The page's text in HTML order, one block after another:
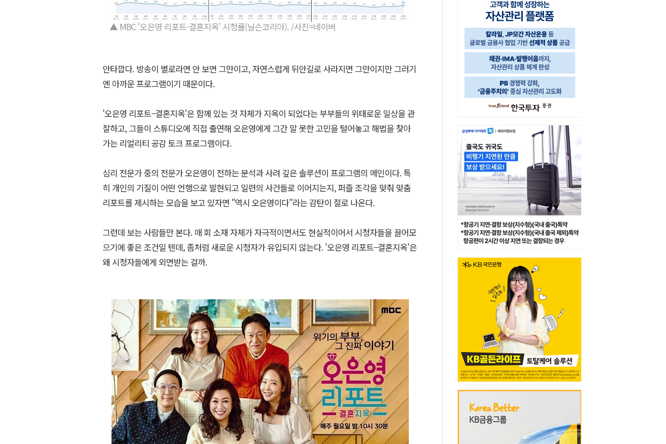
▲ MBC '오은영 리포트-결혼지옥' 시청률(닐슨코리아). /사진=네이버
안타깝다. 방송이 별로라면 안 보면 그만이고, 자연스럽게 뒤안길로 사라지면 그만이지만 그러기
엔 아까운 프로그램이기 때문이다.
'오은영 리포트–결혼지옥'은 함께 있는 것 자체가 지옥이 되었다는 부부들의 위태로운 일상을 관
찰하고, 그들이 스튜디오에 직접 출연해 오은영에게 그간 말 못한 고민을 털어놓고 해법을 찾아
가는 리얼리티 공감 토크 프로그램이다.
심리 전문가 중의 전문가 오은영이 전하는 분석과 사려 깊은 솔루션이 프로그램의 메인이다. 특
히 개인의 기질이 어떤 언행으로 발현되고 일련의 사건들로 이어지는지, 퍼즐 조각을 맞춰 맞춤
리포트를 제시하는 모습을 보고 있자면 "역시 오은영이다"라는 감탄이 절로 나온다.
그런데 보는 사람들만 본다. 매 회 소재 자체가 자극적이면서도 현실적이어서 시청자들을 끌어모
으기에 좋은 조건일 텐데, 좀처럼 새로운 시청자가 유입되지 않는다. '오은영 리포트–결혼지옥'은
왜 시청자들에게 외면받는 걸까.